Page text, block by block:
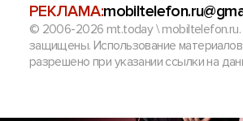
РЕКЛАМА:
© 2006-2026 mt.today \ mobiltelefon.ru.
защищены. Использование материалов
разрешено при указании ссылки на